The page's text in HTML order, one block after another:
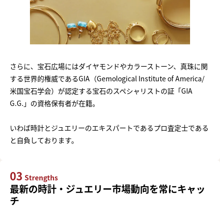
さらに、宝石広場にはダイヤモンドやカラーストーン、真珠に関
する世界的権威であるGIA（Gemological Institute of America/
米国宝石学会）が認定する宝石のスペシャリストの証「GIA
G.G.」の資格保有者が在籍。
いわば時計とジュエリーのエキスパートであるプロ査定士である
と自負しております。
03 Strengths
最新の時計・ジュエリー市場動向を常にキャッ
チ